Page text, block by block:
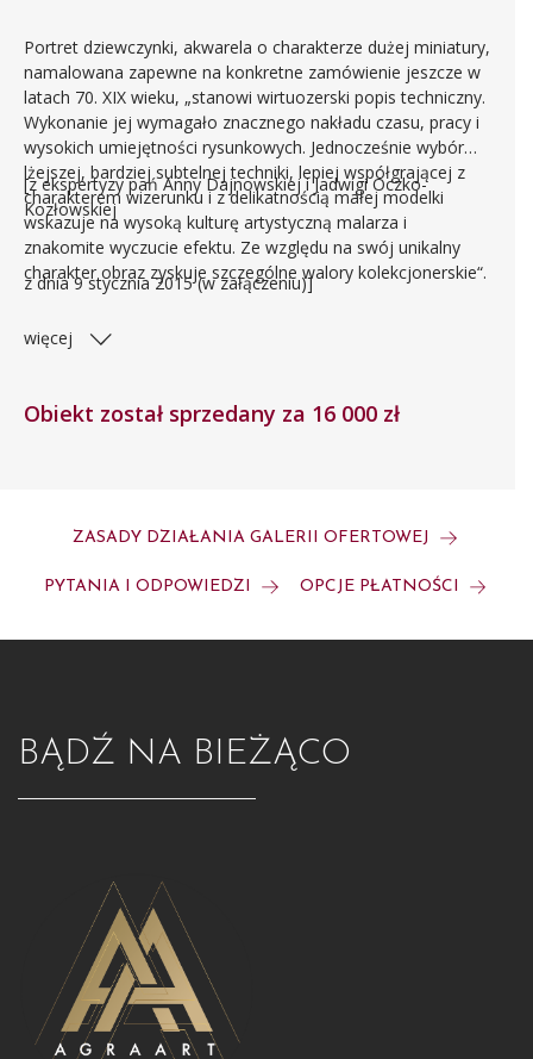
Portret dziewczynki, akwarela o charakterze dużej miniatury,
namalowana zapewne na konkretne zamówienie jeszcze w
latach 70. XIX wieku, „stanowi wirtuozerski popis techniczny.
Wykonanie jej wymagało znacznego nakładu czasu, pracy i
wysokich umiejętności rysunkowych. Jednocześnie wybór
lżejszej, bardziej subtelnej techniki, lepiej współgrającej z
charakterem wizerunku i z delikatnością małej modelki
wskazuje na wysoką kulturę artystyczną malarza i
znakomite wyczucie efektu. Ze względu na swój unikalny
charakter obraz zyskuje szczególne walory kolekcjonerskie“.
[z ekspertyzy pań Anny Dajnowskiej i Jadwigi Oczko-
Kozłowskiej
z dnia 9 stycznia 2015 (w załączeniu)]
więcej
Obiekt został sprzedany za 16 000 zł
ZASADY DZIAŁANIA GALERII OFERTOWEJ
PYTANIA I ODPOWIEDZI OPCJE PŁATNOŚCI
BĄDŹ NA BIEŻĄCO